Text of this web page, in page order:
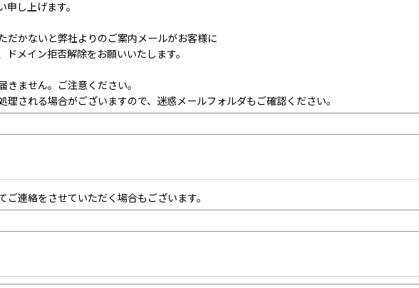
し上げます。
だかないと弊社よりのご案内メールがお客様に
メイン拒否解除をお願いいたします。
ません。ご注意ください。
される場合がございますので、迷惑メールフォルダもご確認ください。
連絡をさせていただく場合もございます。